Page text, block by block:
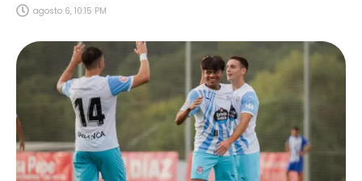
agosto 6, 10:15 PM